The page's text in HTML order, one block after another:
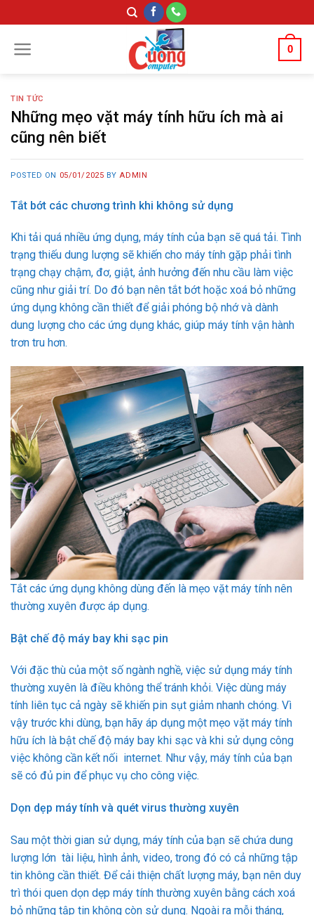
to
content
0
TIN TỨC
Những mẹo vặt máy tính hữu ích mà ai
cũng nên biết
POSTED ON 05/01/2025 BY ADMIN
Tắt bớt các chương trình khi không sử dụng
Khi tải quá nhiều ứng dụng, máy tính của bạn sẽ quá tải. Tình
trạng thiếu dung lượng sẽ khiến cho máy tính gặp phải tình
trạng chạy chậm, đơ, giật, ảnh hưởng đến nhu cầu làm việc
cũng như giải trí. Do đó bạn nên tắt bớt hoặc xoá bỏ những
ứng dụng không cần thiết để giải phóng bộ nhớ và dành
dung lượng cho các ứng dụng khác, giúp máy tính vận hành
trơn tru hơn.
Tắt các ứng dụng không dùng đến là mẹo vặt máy tính nên
thường xuyên được áp dụng.
Bật chế độ máy bay khi sạc pin
Với đặc thù của một số ngành nghề, việc sử dụng máy tính
thường xuyên là điều không thể tránh khỏi. Việc dùng máy
tính liên tục cả ngày sẽ khiến pin sụt giảm nhanh chóng. Vì
vậy trước khi dùng, bạn hãy áp dụng một mẹo vặt máy tính
hữu ích là bật chế độ máy bay khi sạc và khi sử dụng công
việc không cần kết nối internet. Như vậy, máy tính của bạn
sẽ có đủ pin để phục vụ cho công việc.
Dọn dẹp máy tính và quét virus thường xuyên
Sau một thời gian sử dụng, máy tính của bạn sẽ chứa dung
lượng lớn tài liệu, hình ảnh, video, trong đó có cả những tập
tin không cần thiết. Để cải thiện chất lượng máy, bạn nên duy
trì thói quen dọn dẹp máy tính thường xuyên bằng cách xoá
bỏ những tập tin không còn sử dụng. Ngoài ra mỗi tháng,